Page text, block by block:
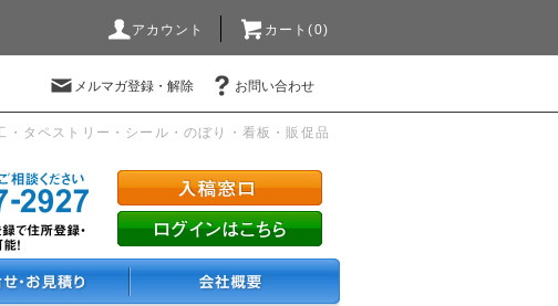
アカウント カート(0)
メルマガ登録・解除 お問い合わせ
タペストリー・シール・のぼり・看板・販促品